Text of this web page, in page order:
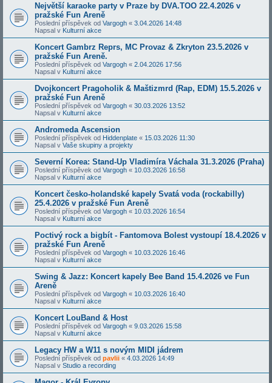
Největší karaoke party v Praze by DVA.TOO 22.4.2026 v
pražské Fun Areně
Poslední příspěvek od Vargogh « 3.04.2026 14:48
Napsal v Kulturní akce
Koncert Gambrz Reprs, MC Provaz & Zkryton 23.5.2026 v
pražské Fun Areně.
Poslední příspěvek od Vargogh « 2.04.2026 17:56
Napsal v Kulturní akce
Dvojkoncert Pragoholik & Maštizmrd (Rap, EDM) 15.5.2026 v
pražské Fun Areně
Poslední příspěvek od Vargogh « 30.03.2026 13:52
Napsal v Kulturní akce
Andromeda Ascension
Poslední příspěvek od Hiddenplate « 15.03.2026 11:30
Napsal v Vaše skupiny a projekty
Severní Korea: Stand-Up Vladimíra Váchala 31.3.2026 (Praha)
Poslední příspěvek od Vargogh « 10.03.2026 16:58
Napsal v Kulturní akce
Koncert česko-holandské kapely Svatá voda (rockabilly)
25.4.2026 v pražské Fun Areně
Poslední příspěvek od Vargogh « 10.03.2026 16:54
Napsal v Kulturní akce
Poctivý rock a bigbít - Fantomova Bolest vystoupí 18.4.2026 v
pražské Fun Areně
Poslední příspěvek od Vargogh « 10.03.2026 16:46
Napsal v Kulturní akce
Swing & Jazz: Koncert kapely Bee Band 15.4.2026 ve Fun
Areně
Poslední příspěvek od Vargogh « 10.03.2026 16:40
Napsal v Kulturní akce
Koncert LouBand & Host
Poslední příspěvek od Vargogh « 9.03.2026 15:58
Napsal v Kulturní akce
Legacy HW a W11 s novým MIDI jádrem
Poslední příspěvek od pavlii « 4.03.2026 14:49
Napsal v Studio a recording